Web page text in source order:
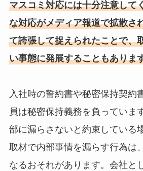
マスコミ対応には十分注意して
な対応がメディア報道で拡散さ
て誇張して捉えられたことで、
い事態に発展することもありま
入社時の誓約書や秘密保持契約
員は秘密保持義務を負っていま
部に漏らさないと約束している
取材で内部事情を漏らす行為は
なるおそれがあります。会社と